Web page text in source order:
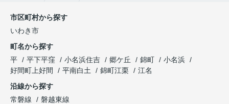
市区町村から探す
いわき市
町名から探す
平
平下平窪 小名浜住吉 郷ケ丘 錦町
小名浜
好間町上好間
平南白土 錦町江栗
江名
沿線から探す
常磐線
磐越東線